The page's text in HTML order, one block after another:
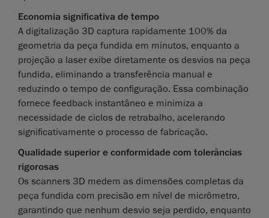
Economia significativa de tempo
A digitalização 3D captura rapidamente 100% da
geometria da peça fundida em minutos, enquanto a
projeção a laser exibe diretamente os desvios na peça
fundida, eliminando a transferência manual e
reduzindo o tempo de configuração. Essa combinação
fornece feedback instantâneo e minimiza a
necessidade de ciclos de retrabalho, acelerando
significativamente o processo de fabricação.
Qualidade superior e conformidade com tolerâncias
rigorosas
Os scanners 3D medem as dimensões completas da
peça fundida com precisão em nível de micrômetro,
garantindo que nenhum desvio seja perdido, enquanto